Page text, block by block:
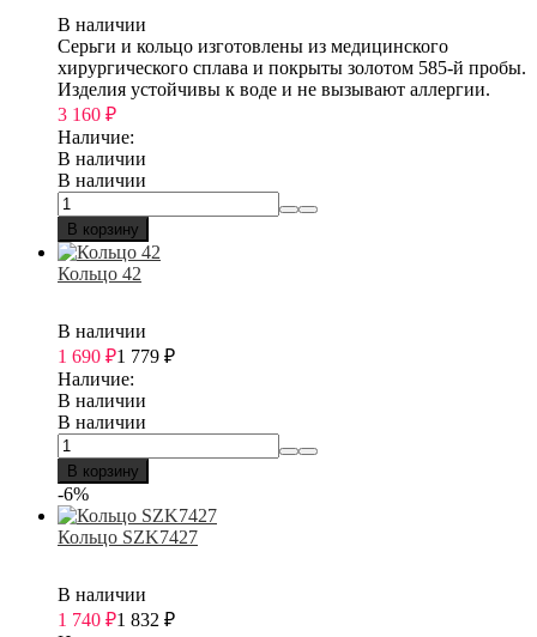
В наличии
Серьги и кольцо изготовлены из медицинского
хирургического сплава и покрыты золотом 585-й пробы.
Изделия устойчивы к воде и не вызывают аллергии.
3 160 ₽
Наличие:
В наличии
В наличии
В корзину
Кольцо 42
В наличии
1 690 ₽1 779 ₽
Наличие:
В наличии
В наличии
В корзину
-6%
Кольцо SZK7427
В наличии
1 740 ₽1 832 ₽